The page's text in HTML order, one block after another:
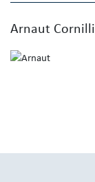
Arnaut